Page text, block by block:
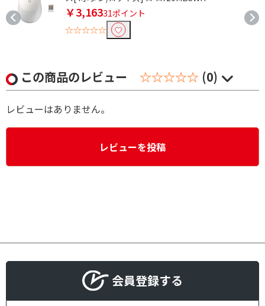
￥3,16331ポイント
☆☆☆☆☆
この商品のレビュー ☆☆☆☆☆ (0)
レビューはありません。
レビューを投稿
会員登録する